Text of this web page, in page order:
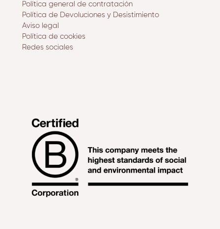
Política general de contratación
Política de Devoluciones y Desistimiento
Aviso legal
Política de cookies
Redes sociales